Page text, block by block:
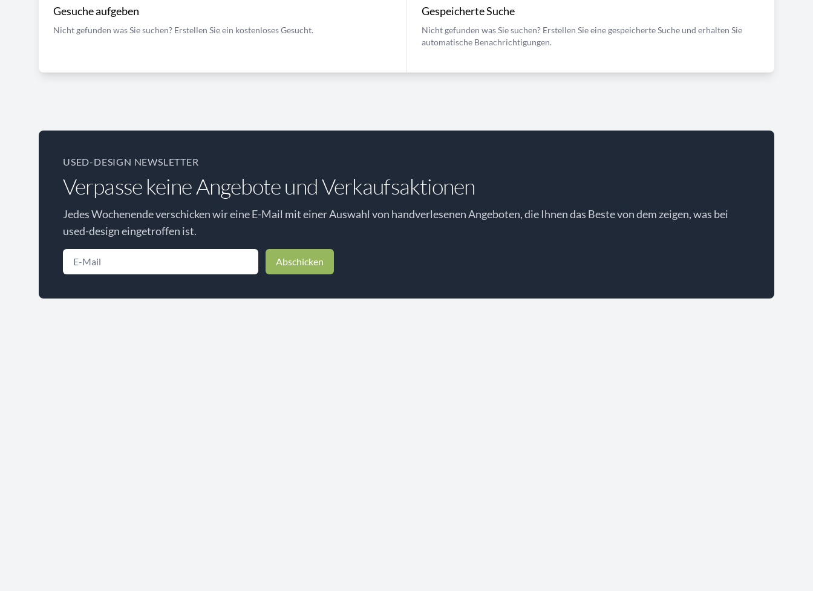
Gesuche aufgeben
Nicht gefunden was Sie suchen? Erstellen Sie ein kostenloses Gesucht.
Gespeicherte Suche
Nicht gefunden was Sie suchen? Erstellen Sie eine gespeicherte Suche und erhalten Sie
automatische Benachrichtigungen.
USED-DESIGN NEWSLETTER
Verpasse keine Angebote und Verkaufsaktionen
Jedes Wochenende verschicken wir eine E-Mail mit einer Auswahl von handverlesenen Angeboten, die Ihnen das Beste von dem zeigen, was bei
used-design eingetroffen ist.
Abschicken